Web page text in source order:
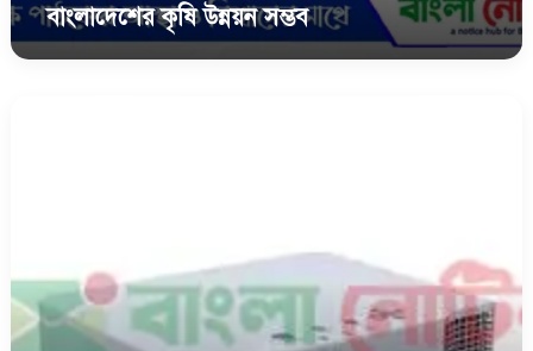
বাংলাদেশের কৃষি উন্নয়ন সম্ভব
নতুন
দিক
উন্মোচন